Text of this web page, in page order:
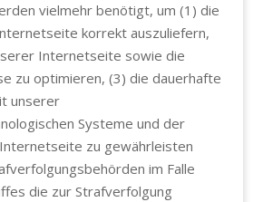
vielmehr benötigt, um (1) die
korrekt auszuliefern,
Internetseite sowie die
zu optimieren, (3) die dauerhafte
unserer
Systeme und der
zu gewährleisten
im Falle
die zur Strafverfolgung